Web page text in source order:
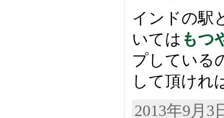
インドの駅
いては もつ
プしている
して頂けれ
2013年9月